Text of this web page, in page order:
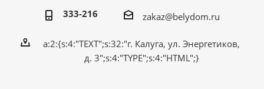
333-216 zakaz@belydom.ru
a:2:{s:4:"TEXT";s:32:"г. Калуга, ул. Энергетиков,
д. 3";s:4:"TYPE";s:4:"HTML";}